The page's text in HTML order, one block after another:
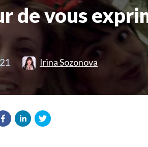
de vous
Irina Sozonova